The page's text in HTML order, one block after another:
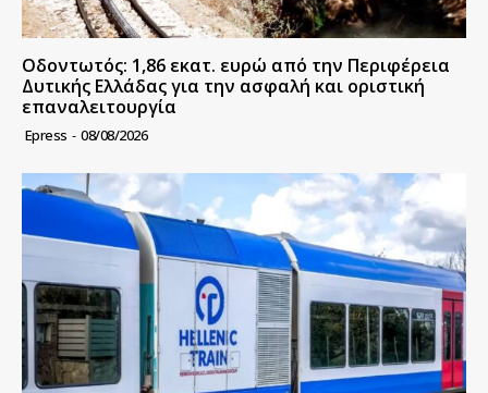
Οδοντωτός: 1,86 εκατ. ευρώ από την Περιφέρεια
Δυτικής Ελλάδας για την ασφαλή και οριστική
επαναλειτουργία
Epress - 08/08/2026